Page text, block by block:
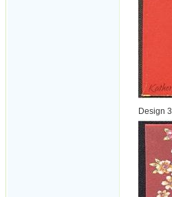
Design 3